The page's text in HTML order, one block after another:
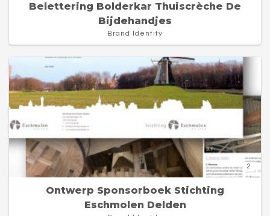
Belettering Bolderkar Thuiscrèche De
Bijdehandjes
Brand Identity
2
Ontwerp Sponsorboek Stichting
Eschmolen Delden